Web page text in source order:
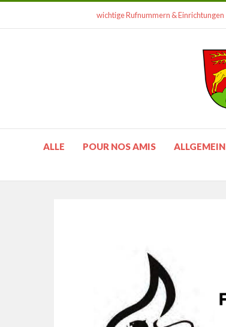
wichtige Rufnummern & Einrichtungen
ALLE POUR NOS AMIS ALLGEMEIN